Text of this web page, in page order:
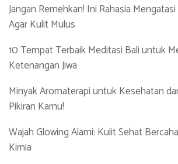
Jangan Remehkan! Ini Rahasia
Agar Kulit Mulus
10 Tempat Terbaik Meditasi Bali untuk
Ketenangan Jiwa
Minyak Aromaterapi untuk Kesehatan
Pikiran Kamu!
Wajah Glowing Alami: Kulit Sehat
Kimia